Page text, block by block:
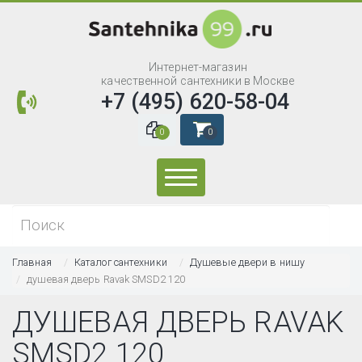
Интернет-магазин
качественной сантехники в Москве
+7 (495) 620-58-04
0 0
Главная Каталог сантехники
Душевые двери в нишу
душевая дверь Ravak SMSD2 120
ДУШЕВАЯ ДВЕРЬ RAVAK
SMSD2 120